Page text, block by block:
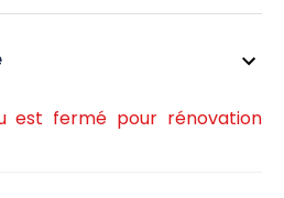
est fermé pour rénovation